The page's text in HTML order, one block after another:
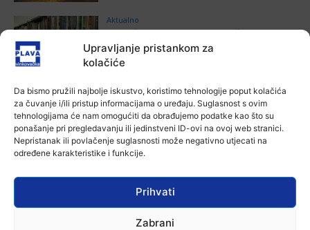
Upravljanje pristankom za
kolačiće
Da bismo pružili najbolje iskustvo, koristimo tehnologije poput kolačića
za čuvanje i/ili pristup informacijama o uređaju. Suglasnost s ovim
tehnologijama će nam omogućiti da obrađujemo podatke kao što su
ponašanje pri pregledavanju ili jedinstveni ID-ovi na ovoj web stranici.
Nepristanak ili povlačenje suglasnosti može negativno utjecati na
određene karakteristike i funkcije.
Prihvati
Zabrani
Aktualno
Krimići, trileri, ljubavne priče i
povijesna fikcija najtraženiji su
žanrovi ovoga ljeta u vinkovačkoj
knjižnici
Aktualno
Iz Vinkovačkog vodovoda i
kanalizacije najavljuju smanjenje
tlaka u vodovodnoj mreži
6 kolovoza, 2026
Poziv na racionalno korištenje vode
6 kolovoza, 2026